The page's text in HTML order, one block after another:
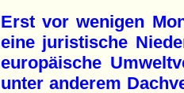
Erst vor wenigen
eine juristische
europäische
unter anderem